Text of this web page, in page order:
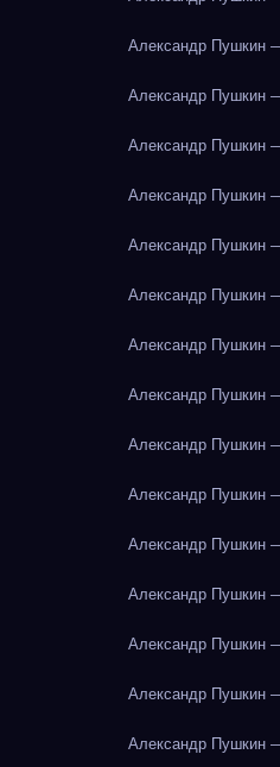
Александр Пушкин
Александр Пушкин
Александр Пушкин
Александр Пушкин
Александр Пушкин
Александр Пушкин
Александр Пушкин
Александр Пушкин
Александр Пушкин
Александр Пушкин
Александр Пушкин
Александр Пушкин
Александр Пушкин
Александр Пушкин
Александр Пушкин